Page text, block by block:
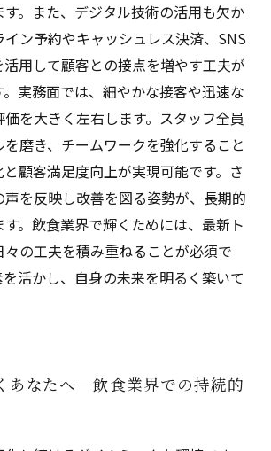
。また、デジタル技術の活用も欠か
ン予約やキャッシュレス決済、SNS
用して顧客との接点を増やす工夫が
実務面では、細やかな接客や迅速な
を大きく左右します。スタッフ全員
磨き、チームワークを強化すること
顧客満足度向上が実現可能です。さ
声を反映し改善を図る姿勢が、長期的
。飲食業界で輝くためには、最新ト
々の工夫を積み重ねることが必須で
活かし、自身の未来を明るく築いて
あなたへ－飲食業界での持続的